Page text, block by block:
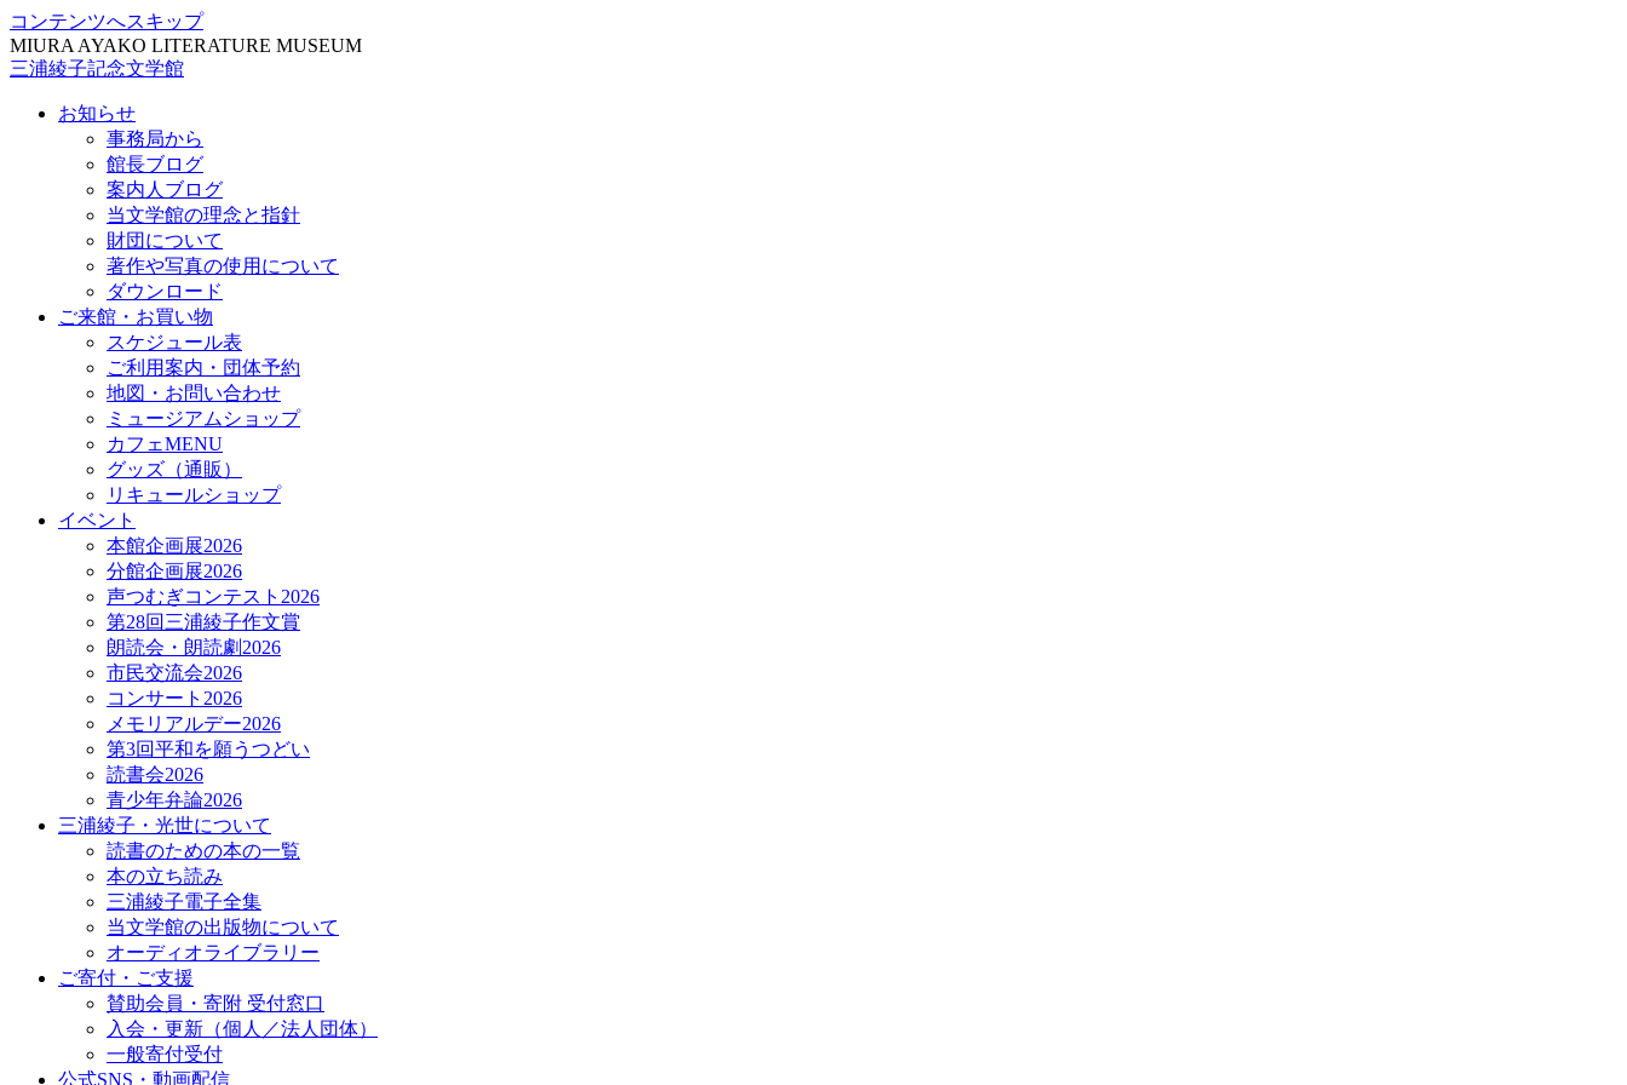
コンテンツへスキップ
MIURA AYAKO LITERATURE MUSEUM
三浦綾子記念文学館
お知らせ
事務局から
館長ブログ
案内人ブログ
当文学館の理念と指針
財団について
著作や写真の使用について
ダウンロード
ご来館・お買い物
スケジュール表
ご利用案内・団体予約
地図・お問い合わせ
ミュージアムショップ
カフェMENU
グッズ（通販）
リキュールショップ
イベント
本館企画展2026
分館企画展2026
声つむぎコンテスト2026
第28回三浦綾子作文賞
朗読会・朗読劇2026
市民交流会2026
コンサート2026
メモリアルデー2026
第3回平和を願うつどい
読書会2026
青少年弁論2026
三浦綾子・光世について
読書のための本の一覧
本の立ち読み
三浦綾子電子全集
当文学館の出版物について
オーディオライブラリー
ご寄付・ご支援
賛助会員・寄附 受付窓口
入会・更新（個人／法人団体）
一般寄付受付
公式SNS・動画配信